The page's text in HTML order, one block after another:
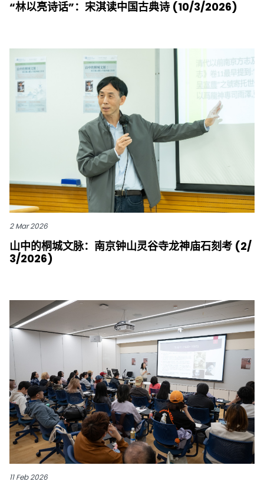
“林以亮诗话”：宋淇读中国古典诗 (10/3/2026)
2 Mar 2026
山中的桐城文脉：南京钟山灵谷寺龙神庙石刻考 (2/
3/2026)
11 Feb 2026